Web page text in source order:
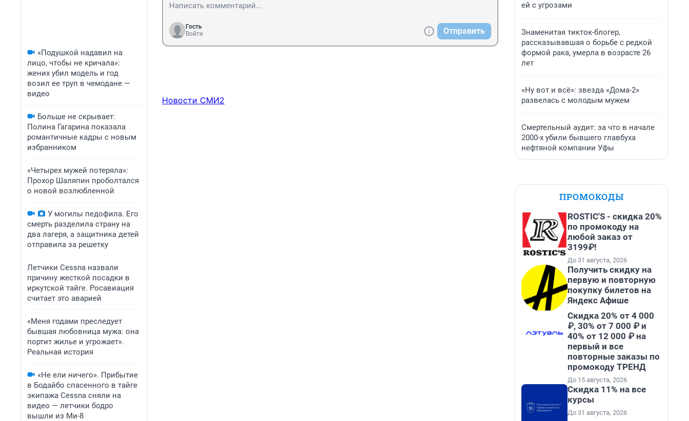
«Подушкой надавил на
лицо, чтобы не кричала»:
жених убил модель и год
возил ее труп в чемодане —
видео
Больше не скрывает:
Полина Гагарина показала
романтичные кадры с новым
избранником
«Четырех мужей потеряла»:
Прохор Шаляпин проболтался
о новой возлюбленной
У могилы педофила. Его
смерть разделила страну на
два лагеря, а защитника детей
отправила за решетку
Летчики Cessna назвали
причину жесткой посадки в
иркутской тайге. Росавиация
считает это аварией
«Меня годами преследует
бывшая любовница мужа: она
портит жилье и угрожает».
Реальная история
«Не ели ничего». Прибытие
в Бодайбо спасенного в тайге
экипажа Cessna сняли на
видео — летчики бодро
вышли из Ми-8
Гость
Войти
Отправить
Новости СМИ2
ей с угрозами
Знаменитая тикток-блогер,
рассказывавшая о борьбе с редкой
формой рака, умерла в возрасте 26
лет
«Ну вот и всё»: звезда «Дома-2»
развелась с молодым мужем
Смертельный аудит: за что в начале
2000-х убили бывшего главбуха
нефтяной компании Уфы
ПРОМОКОДЫ
ROSTIC'S - скидка 20%
по промокоду на
любой заказ от
3199₽!
До 31 августа, 2026
Получить скидку на
первую и повторную
покупку билетов на
Яндекс Афише
Скидка 20% от 4 000
₽, 30% от 7 000 ₽ и
40% от 12 000 ₽ на
первый и все
повторные заказы по
промокоду ТРЕНД
До 15 августа, 2026
Скидка 11% на все
курсы
До 31 августа, 2026